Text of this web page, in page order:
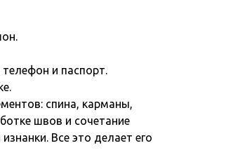
и паспорт.
спина, карманы,
швов и сочетание
Все это делает его